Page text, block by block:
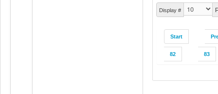
Display #
Start
82 83